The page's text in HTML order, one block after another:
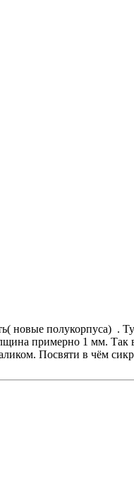
полукорпуса) .
примерно 1 мм. Так
Посвяти в чём